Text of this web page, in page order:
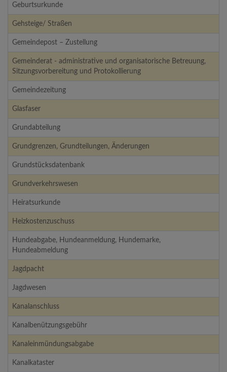
Geburtsurkunde
Gehsteige/ Straßen
Gemeindepost – Zustellung
Gemeinderat - administrative und organisatorische Betreuung,
Sitzungsvorbereitung und Protokollierung
Gemeindezeitung
Glasfaser
Grundabteilung
Grundgrenzen, Grundteilungen, Änderungen
Grundstücksdatenbank
Grundverkehrswesen
Heiratsurkunde
Heizkostenzuschuss
Hundeabgabe, Hundeanmeldung, Hundemarke,
Hundeabmeldung
Jagdpacht
Jagdwesen
Kanalanschluss
Kanalbenützungsgebühr
Kanaleinmündungsabgabe
Kanalkataster